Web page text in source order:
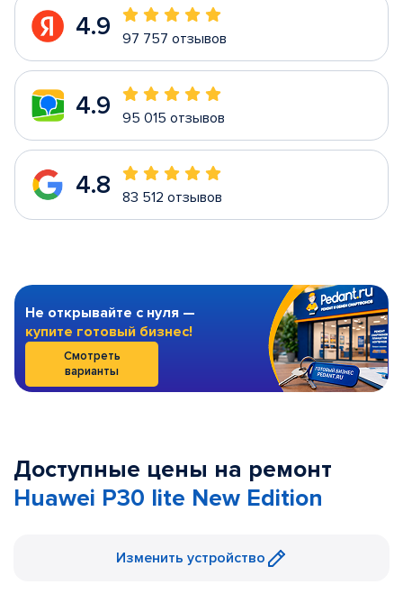
4.9 97 757 отзывов
4.9 95 015 отзывов
4.8 83 512 отзывов
Не открывайте с нуля —
купите готовый бизнес!
Смотреть
варианты
Доступные цены на ремонт
Huawei P30 lite New Edition
Изменить устройство